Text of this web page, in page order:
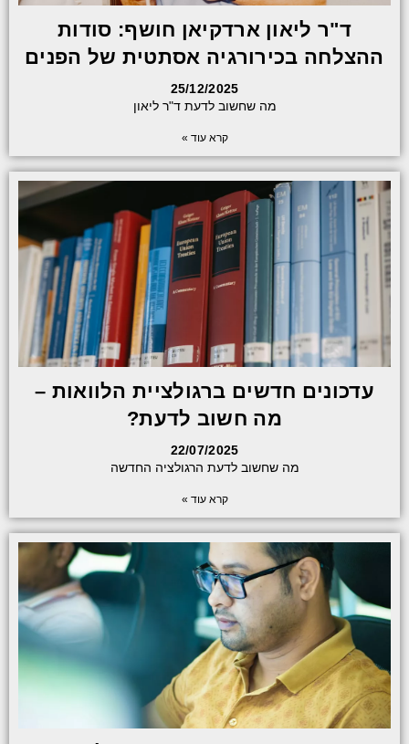
ד"ר ליאון ארדקיאן חושף: סודות
ההצלחה בכירורגיה אסתטית של הפנים
25/12/2025
מה שחשוב לדעת ד"ר ליאון
קרא עוד »
עדכונים חדשים ברגולציית הלוואות –
מה חשוב לדעת?
22/07/2025
מה שחשוב לדעת הרגולציה החדשה
קרא עוד »